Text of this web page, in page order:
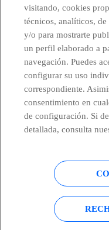
Países y Unidades
Canal de Denuncias
Centro Global
Política de cookies
Accesibilidad
visitando, cookies
técnicos, analíticos,
y/o para mostrarte
un perfil elaborado a
navegación. Puedes
configurar su uso
correspondiente.
consentimiento en
de configuración. Si
detallada, consulta